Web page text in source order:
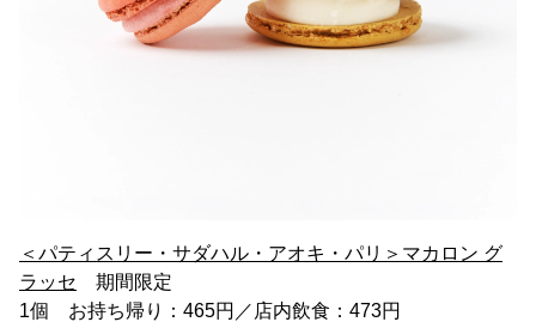
＜パティスリー・サダハル・アオキ・パリ＞マカロン グ
ラッセ 期間限定
1個 お持ち帰り：465円／店内飲食：473円